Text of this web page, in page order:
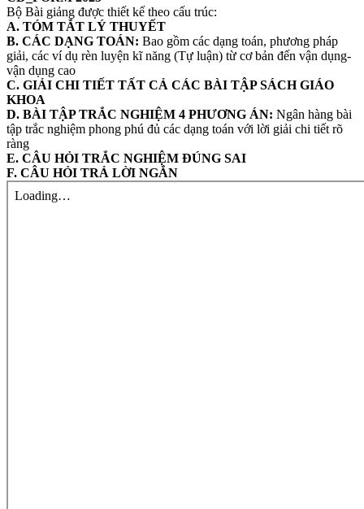
Bộ Bài giảng được thiết kế theo cấu trúc:
A. TÓM TẮT LÝ THUYẾT
B. CÁC DẠNG TOÁN: Bao gồm các dạng toán, phương pháp
giải, các ví dụ rèn luyện kĩ năng (Tự luận) từ cơ bản đến vận dụng-
vận dụng cao
C. GIẢI CHI TIẾT TẤT CẢ CÁC BÀI TẬP SÁCH GIÁO
KHOA
D. BÀI TẬP TRẮC NGHIỆM 4 PHƯƠNG ÁN: Ngân hàng bài
tập trắc nghiệm phong phú đủ các dạng toán với lời giải chi tiết rõ
ràng
E. CÂU HỎI TRẮC NGHIỆM ĐÚNG SAI
F. CÂU HỎI TRẢ LỜI NGẮN